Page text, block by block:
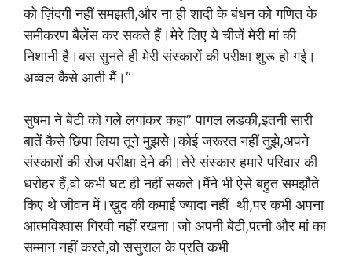
को ज़िंदगी नहीं समझती,और ना ही शादी के बंधन को गणित के
समीकरण बैलेंस कर सकते हैं।मेरे लिए ये चीजें मेरी मां की
निशानी है।बस सुनते ही मेरी संस्कारों की परीक्षा शुरू हो गई।
अव्वल कैसे आती मैं।”
सुषमा ने बेटी को गले लगाकर कहा” पागल लड़की,इतनी सारी
बातें कैसे छिपा लिया तूने मुझसे।कोई जरूरत नहीं तुझे,अपने
संस्कारों की रोज परीक्षा देने की।तेरे संस्कार हमारे परिवार की
धरोहर हैं,वो कभी घट ही नहीं सकते।मैंने भी ऐसे बहुत समझौते
किए थे जीवन में।ख़ुद की कमाई ज्यादा नहीं थी,पर कभी अपना
आत्मविश्वास गिरवी नहीं रखना।जो अपनी बेटी,पत्नी और मां का
सम्मान नहीं करते,वो ससुराल के प्रति कभी